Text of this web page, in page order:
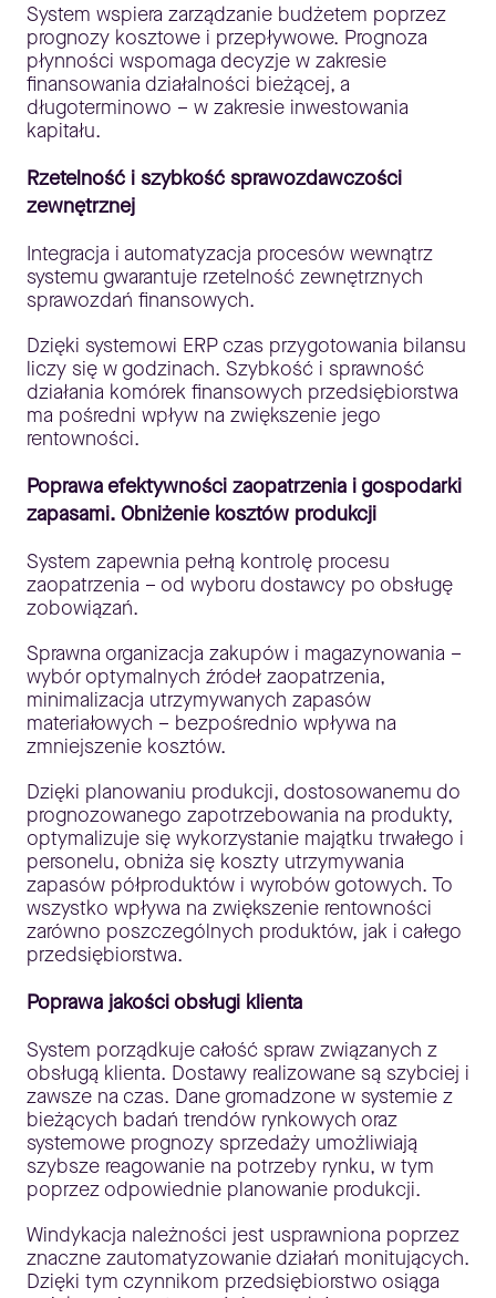
System wspiera zarządzanie budżetem poprzez
prognozy kosztowe i przepływowe. Prognoza
płynności wspomaga decyzje w zakresie
finansowania działalności bieżącej, a
długoterminowo – w zakresie inwestowania
kapitału.
Rzetelność i szybkość sprawozdawczości
zewnętrznej
Integracja i automatyzacja procesów wewnątrz
systemu gwarantuje rzetelność zewnętrznych
sprawozdań finansowych.
Dzięki systemowi ERP czas przygotowania bilansu
liczy się w godzinach. Szybkość i sprawność
działania komórek finansowych przedsiębiorstwa
ma pośredni wpływ na zwiększenie jego
rentowności.
Poprawa efektywności zaopatrzenia i gospodarki
zapasami. Obniżenie kosztów produkcji
System zapewnia pełną kontrolę procesu
zaopatrzenia – od wyboru dostawcy po obsługę
zobowiązań.
Sprawna organizacja zakupów i magazynowania –
wybór optymalnych źródeł zaopatrzenia,
minimalizacja utrzymywanych zapasów
materiałowych – bezpośrednio wpływa na
zmniejszenie kosztów.
Dzięki planowaniu produkcji, dostosowanemu do
prognozowanego zapotrzebowania na produkty,
optymalizuje się wykorzystanie majątku trwałego i
personelu, obniża się koszty utrzymywania
zapasów półproduktów i wyrobów gotowych. To
wszystko wpływa na zwiększenie rentowności
zarówno poszczególnych produktów, jak i całego
przedsiębiorstwa.
Poprawa jakości obsługi klienta
System porządkuje całość spraw związanych z
obsługą klienta. Dostawy realizowane są szybciej i
zawsze na czas. Dane gromadzone w systemie z
bieżących badań trendów rynkowych oraz
systemowe prognozy sprzedaży umożliwiają
szybsze reagowanie na potrzeby rynku, w tym
poprzez odpowiednie planowanie produkcji.
Windykacja należności jest usprawniona poprzez
znaczne zautomatyzowanie działań monitujących.
Dzięki tym czynnikom przedsiębiorstwo osiąga